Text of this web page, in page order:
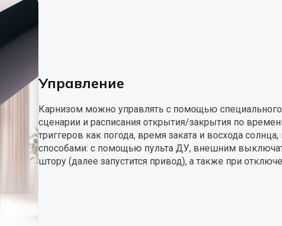
Управление
Карнизом можно управлять с помощью
сценарии и расписания открытия/закрытия по
триггеров как погода, время заката и восхода
способами: с помощью пульта ДУ, внешним
штору (далее запустится привод), а также при